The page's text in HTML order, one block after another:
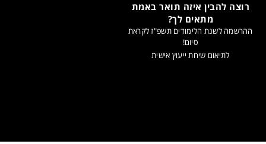
רוצה להבין איזה תואר באמת
מתאים לך?
ההרשמה לשנת הלימודים תשפ"ז לקראת
סיום!
לתיאום שיחת ייעוץ אישית